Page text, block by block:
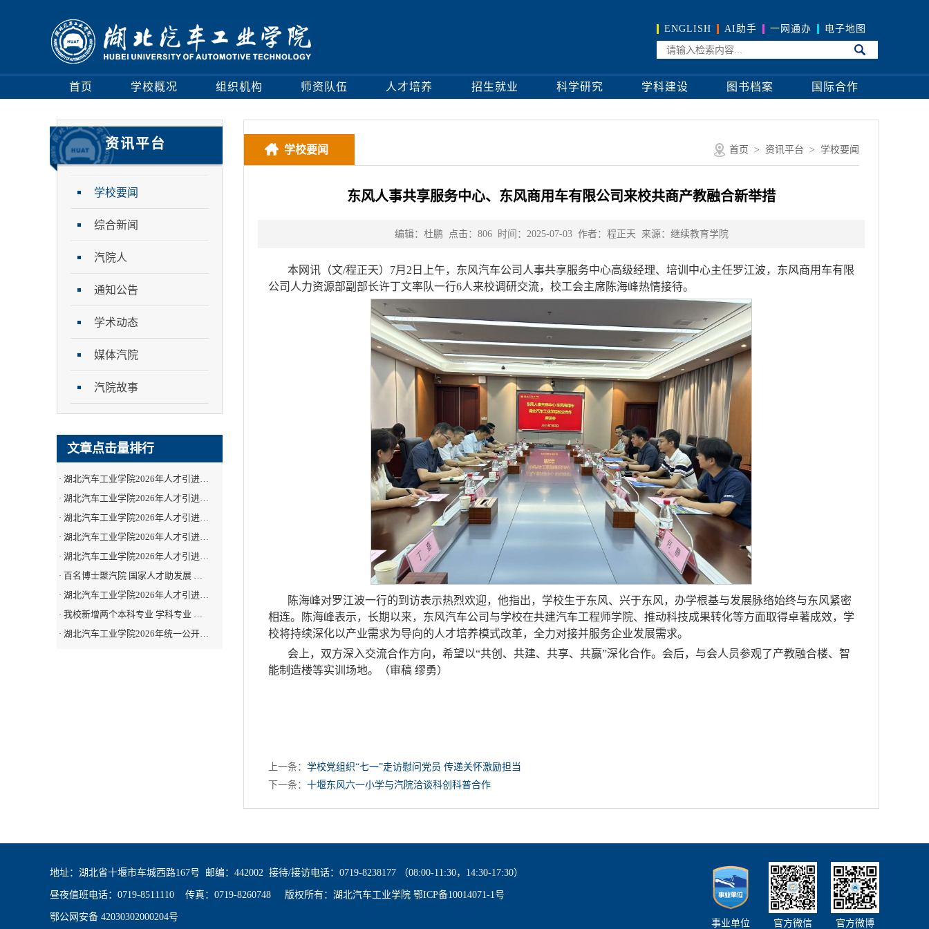
ENGLISH AI助手 一网通办 电子地图
首页 学校概况 组织机构 师资队伍 人才培养 招生就业 科学研究 学科建设 图书档案 国际合作
资讯平台
学校要闻
综合新闻
汽院人
通知公告
学术动态
媒体汽院
汽院故事
文章点击量排行
· 湖北汽车工业学院2026年人才引进…
· 湖北汽车工业学院2026年人才引进…
· 湖北汽车工业学院2026年人才引进…
· 湖北汽车工业学院2026年人才引进…
· 湖北汽车工业学院2026年人才引进…
· 百名博士聚汽院 国家人才助发展 …
· 湖北汽车工业学院2026年人才引进…
· 我校新增两个本科专业 学科专业 …
· 湖北汽车工业学院2026年统一公开…
学校要闻 首页 > 资讯平台 > 学校要闻
东风人事共享服务中心、东风商用车有限公司来校共商产教融合新举措
编辑：杜鹏 点击： 806 时间：2025-07-03 作者：程正天 来源：继续教育学院
本网讯（文/程正天）7月2日上午，东风汽车公司人事共享服务中心高级经理、培训中心主任罗江波，东风商用车有限
公司人力资源部副部长许丁文率队一行6人来校调研交流，校工会主席陈海峰热情接待。
陈海峰对罗江波一行的到访表示热烈欢迎，他指出，学校生于东风、兴于东风，办学根基与发展脉络始终与东风紧密
相连。陈海峰表示，长期以来，东风汽车公司与学校在共建汽车工程师学院、推动科技成果转化等方面取得卓著成效，学
校将持续深化以产业需求为导向的人才培养模式改革，全力对接并服务企业发展需求。
会上，双方深入交流合作方向，希望以“共创、共建、共享、共赢”深化合作。会后，与会人员参观了产教融合楼、智
能制造楼等实训场地。（审稿 缪勇）
上一条： 学校党组织“七一”走访慰问党员 传递关怀激励担当
下一条： 十堰东风六一小学与汽院洽谈科创科普合作
地址：湖北省十堰市车城西路167号 邮编：442002 接待/接访电话：0719-8238177 （08:00-11:30，14:30-17:30）
昼夜值班电话：0719-8511110 传真：0719-8260748 版权所有：湖北汽车工业学院 鄂ICP备10014071-1号
鄂公网安备 42030302000204号
事业单位 官方微信 官方微博